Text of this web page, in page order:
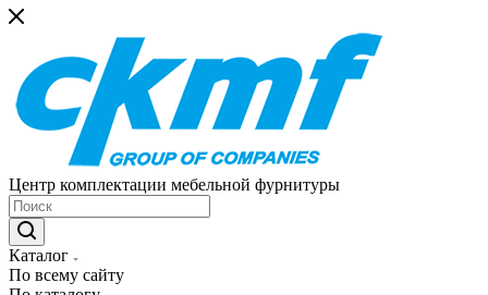
Центр комплектации мебельной фурнитуры
Каталог
По всему сайту